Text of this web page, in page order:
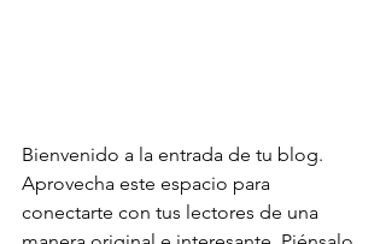
Bienvenido a la entrada de tu blog.
Aprovecha este espacio para
conectarte con tus lectores de una